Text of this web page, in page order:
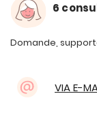
6
Domande,
VIA E-